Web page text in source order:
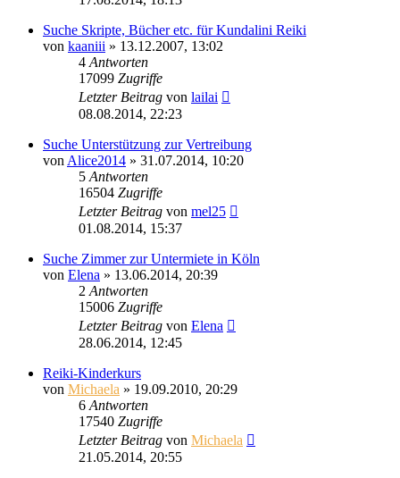
Suche Skripte, Bücher etc. für Kundalini Reiki
von kaaniii » 13.12.2007, 13:02
4 Antworten
17099 Zugriffe
Letzter Beitrag von lailai
08.08.2014, 22:23
Suche Unterstützung zur Vertreibung
von Alice2014 » 31.07.2014, 10:20
5 Antworten
16504 Zugriffe
Letzter Beitrag von mel25
01.08.2014, 15:37
Suche Zimmer zur Untermiete in Köln
von Elena » 13.06.2014, 20:39
2 Antworten
15006 Zugriffe
Letzter Beitrag von Elena
28.06.2014, 12:45
Reiki-Kinderkurs
von Michaela » 19.09.2010, 20:29
6 Antworten
17540 Zugriffe
Letzter Beitrag von Michaela
21.05.2014, 20:55